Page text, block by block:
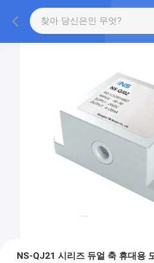
NS-QJ21 시리즈 듀얼 축 휴대용